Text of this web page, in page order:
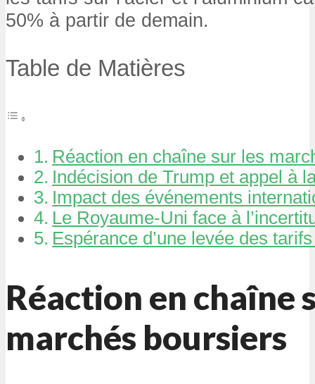
50% à partir de demain.
Table de Matières
Réaction en chaîne sur les
Indécision de Trump et appel à
Impact des événements
Le Royaume-Uni face à
Espérance d’une levée des
Réaction en chaîne
marchés boursiers